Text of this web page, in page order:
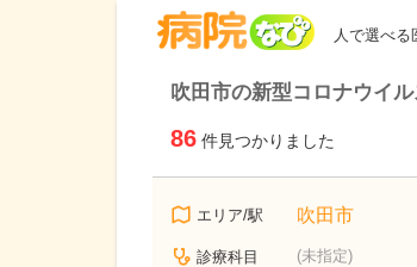
人で選べる
吹田市の新型コロナウイ
86 件見つかりました
エリア/駅 吹田市
診療科目 (未指定)